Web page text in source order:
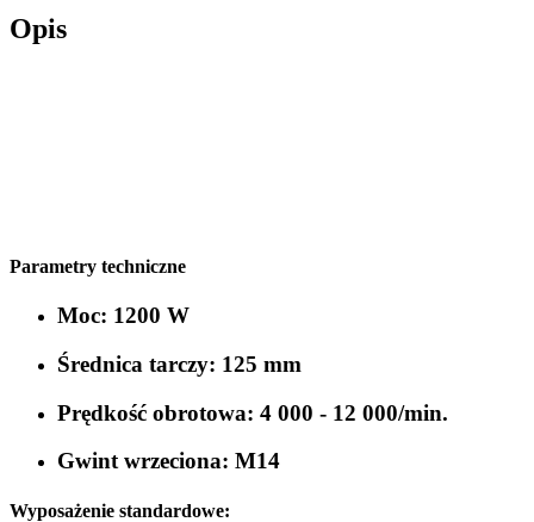
Opis
Parametry techniczne
Moc: 1200 W
Średnica tarczy: 125 mm
Prędkość obrotowa: 4 000 - 12 000/min.
Gwint wrzeciona: M14
Wyposażenie standardowe: